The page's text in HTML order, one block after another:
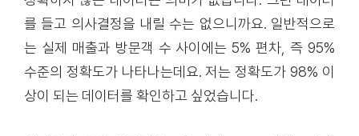
를 들고 의사결정을 내릴 수는 없으니까요. 일반적으로
는 실제 매출과 방문객 수 사이에는 5% 편차, 즉 95%
수준의 정확도가 나타나는데요. 저는 정확도가 98% 이
상이 되는 데이터를 확인하고 싶었습니다.